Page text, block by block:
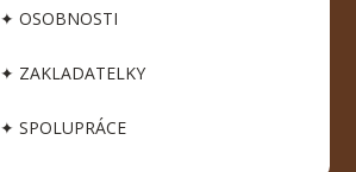
✦ OSOBNOSTI
✦ ZAKLADATELKY
✦ SPOLUPRÁCE